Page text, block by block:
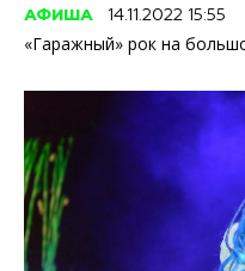
АФИША 14.11.2022 15:55
«Гаражный» рок на